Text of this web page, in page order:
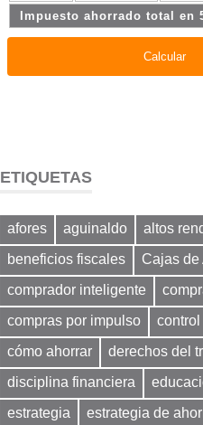
ETIQUETAS
afores aguinaldo
altos
beneficios fiscales
Cajas de
comprador inteligente
compras por impulso
cómo ahorrar
derechos del
disciplina financiera
estrategia
estrategia de